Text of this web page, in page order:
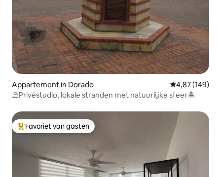
Appartement in Dorado Gemiddelde
4,87 (149)
⛱Privéstudio, lokale stranden met natuurlijke sfeer🏝
Topfavoriet van gasten
Favoriet van gasten